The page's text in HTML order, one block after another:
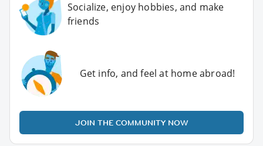
Socialize, enjoy hobbies, and make
friends
Get info, and feel at home abroad!
JOIN THE COMMUNITY NOW